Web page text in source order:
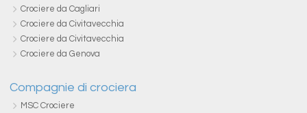
Crociere da Cagliari
Crociere da Civitavecchia
Crociere da Civitavecchia
Crociere da Genova
Compagnie di crociera
MSC Crociere